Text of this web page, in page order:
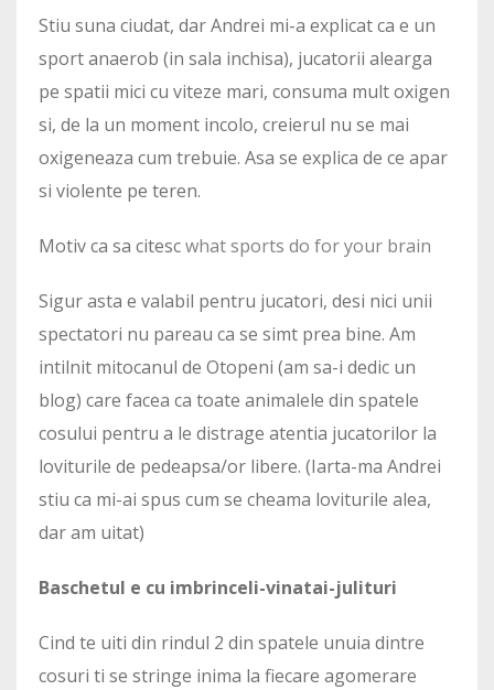
Stiu suna ciudat, dar Andrei mi-a explicat ca e un
sport anaerob (in sala inchisa), jucatorii alearga
pe spatii mici cu viteze mari, consuma mult oxigen
si, de la un moment incolo, creierul nu se mai
oxigeneaza cum trebuie. Asa se explica de ce apar
si violente pe teren.
Motiv ca sa citescwhat sports do for your brain
Sigur asta e valabil pentru jucatori, desi nici unii
spectatori nu pareau ca se simt prea bine. Am
intilnit mitocanul de Otopeni (am sa-i dedic un
blog) care facea ca toate animalele din spatele
cosului pentru a le distrage atentia jucatorilor la
loviturile de pedeapsa/or libere. (Iarta-ma Andrei
stiu ca mi-ai spus cum se cheama loviturile alea,
dar am uitat)
Baschetul e cu imbrinceli-vinatai-julituri
Cind te uiti din rindul 2 din spatele unuia dintre
cosuri ti se stringe inima la fiecare agomerare